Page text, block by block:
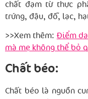
chất đạm từ thực
trứng, đậu, đỗ, lạc,
>>Xem thêm: Điểm
mà mẹ không thể bỏ
Chất béo:
Chất béo là nguồn